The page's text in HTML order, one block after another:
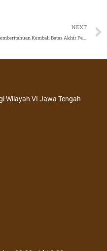
NEXT
Pemberitahuan Kembali Batas Akhir Penerimaan Proposal Penelitian Tahun 2019
Wilayah VI Jawa Tengah